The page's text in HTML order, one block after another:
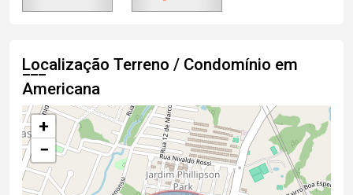
Localização Terreno / Condomínio em
Americana
+
−